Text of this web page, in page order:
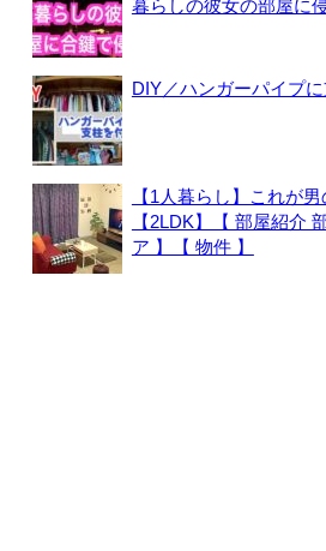
暮らしの彼女の部屋に
DIY／ハンガーパイプ
【1人暮らし】これが
【2LDK】【 部屋紹介
ア 】【 物件 】